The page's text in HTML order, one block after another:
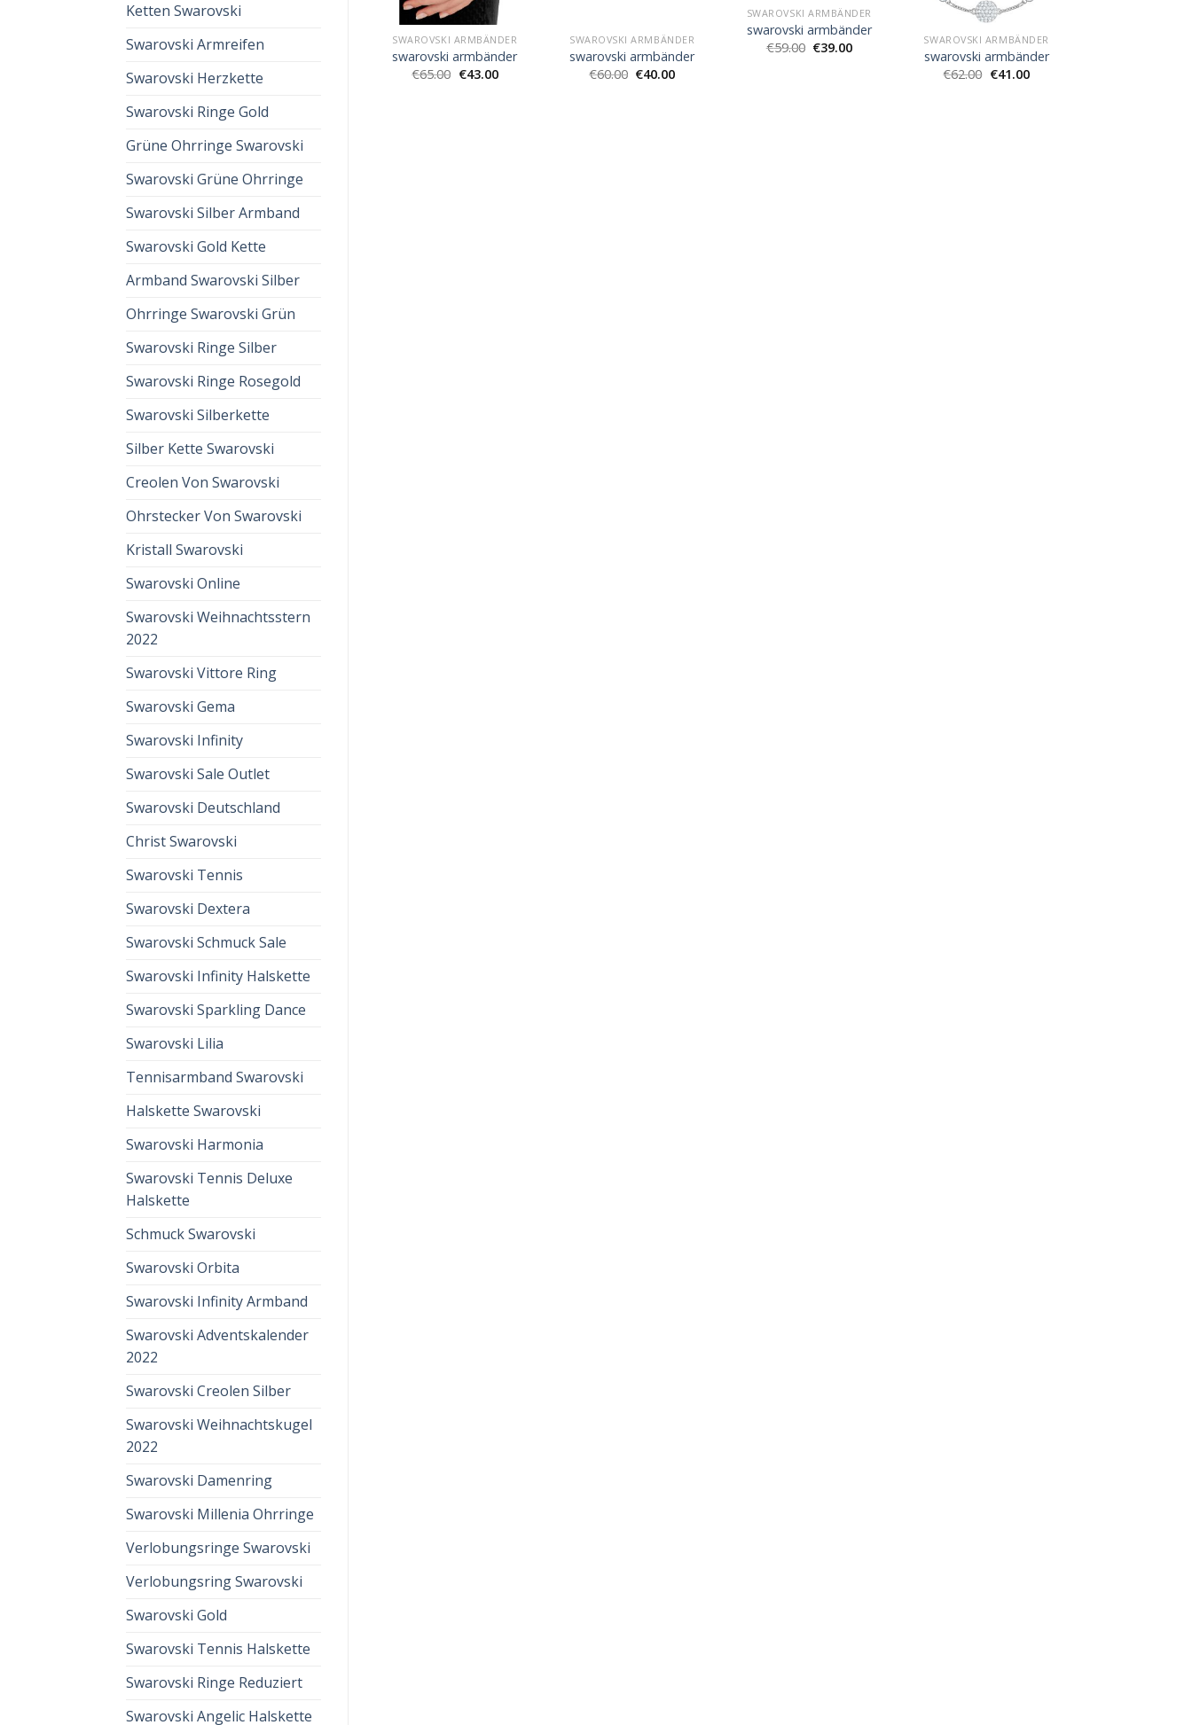
Ketten Swarovski
Swarovski Armreifen
Swarovski Herzkette
Swarovski Ringe Gold
Grüne Ohrringe Swarovski
Swarovski Grüne Ohrringe
Swarovski Silber Armband
Swarovski Gold Kette
Armband Swarovski Silber
Ohrringe Swarovski Grün
Swarovski Ringe Silber
Swarovski Ringe Rosegold
Swarovski Silberkette
Silber Kette Swarovski
Creolen Von Swarovski
Ohrstecker Von Swarovski
Kristall Swarovski
Swarovski Online
Swarovski Weihnachtsstern
2022
Swarovski Vittore Ring
Swarovski Gema
Swarovski Infinity
Swarovski Sale Outlet
Swarovski Deutschland
Christ Swarovski
Swarovski Tennis
Swarovski Dextera
Swarovski Schmuck Sale
Swarovski Infinity Halskette
Swarovski Sparkling Dance
Swarovski Lilia
Tennisarmband Swarovski
Halskette Swarovski
Swarovski Harmonia
Swarovski Tennis Deluxe
Halskette
Schmuck Swarovski
Swarovski Orbita
Swarovski Infinity Armband
Swarovski Adventskalender
2022
Swarovski Creolen Silber
Swarovski Weihnachtskugel
2022
Swarovski Damenring
Swarovski Millenia Ohrringe
Verlobungsringe Swarovski
Verlobungsring Swarovski
Swarovski Gold
Swarovski Tennis Halskette
Swarovski Ringe Reduziert
Swarovski Angelic Halskette
SWAROVSKI ARMBÄNDER
swarovski armbänder
€65.00 €43.00
SWAROVSKI ARMBÄNDER
swarovski armbänder
€60.00 €40.00
SWAROVSKI ARMBÄNDER
swarovski armbänder
€59.00 €39.00 SWAROVSKI ARMBÄNDER
swarovski armbänder
€62.00 €41.00
SWAROVSKI ARMBÄNDER
37.00
SWAROVSKI ARMBÄNDER
€56.00